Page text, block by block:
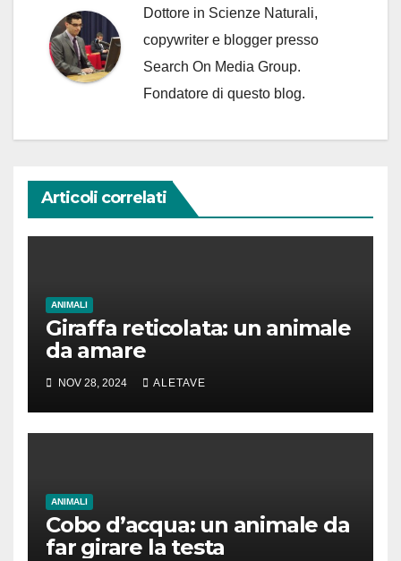
Dottore in Scienze Naturali,
copywriter e blogger presso
Search On Media Group.
Fondatore di questo blog.
Articoli correlati
ANIMALI
Giraffa reticolata: un animale
da amare
NOV 28, 2024 ALETAVE
ANIMALI
Cobo d’acqua: un animale da
far girare la testa